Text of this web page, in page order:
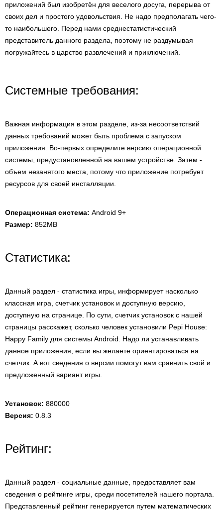
приложений был изобретён для веселого досуга, перерыва от
своих дел и простого удовольствия. Не надо предполагать чего-
то наибольшего. Перед нами среднестатистический
представитель данного раздела, поэтому не раздумывая
погружайтесь в царство развлечений и приключений.
Системные требования:
Важная информация в этом разделе, из-за несоответствий
данных требований может быть проблема с запуском
приложения. Во-первых определите версию операционной
системы, предустановленной на вашем устройстве. Затем -
объем незанятого места, потому что приложение потребует
ресурсов для своей инсталляции.
Операционная система: Android 9+
Размер: 852MB
Статистика:
Данный раздел - статистика игры, информирует насколько
классная игра, счетчик установок и доступную версию,
доступную на странице. По сути, счетчик установок с нашей
страницы расскажет, сколько человек установили Pepi House:
Happy Family для системы Android. Надо ли устанавливать
данное приложения, если вы желаете ориентироваться на
счетчик. А вот сведения о версии помогут вам сравнить свой и
предложенный вариант игры.
Установок: 880000
Версия: 0.8.3
Рейтинг:
Данный раздел - социальные данные, предоставляет вам
сведения о рейтинге игры, среди посетителей нашего портала.
Представленный рейтинг генерируется путем математических